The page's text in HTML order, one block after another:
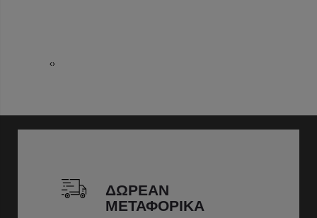
‹›
ΔΩΡΕΑΝ
ΜΕΤΑΦΟΡΙΚΑ